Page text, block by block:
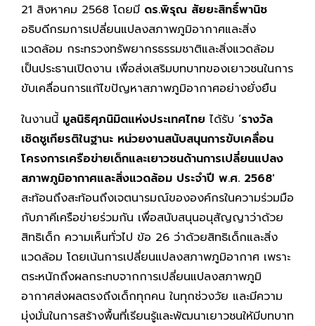
21 สิงหาคม 2568 โดยมี ดร.พิรุณ สัยยะสิทธิ์พานิช
อธิบดีกรมการเปลี่ยนแปลงสภาพภูมิอากาศและสิ่ง
แวดล้อม กระทรวงทรัพยากรธรรมชาติและสิ่งแวดล้อม
เป็นประธานเปิดงาน เพื่อส่งเสริมบทบาทของเยาวชนในการ
ขับเคลื่อนการแก้ไขปัญหาสภาพภูมิอากาศอย่างยั่งยืน
ในงานนี้ มูลนิธิศุภนิมิตแห่งประเทศไทย ได้รับ ‘รางวัล
เชิดชูเกียรติในฐานะ หน่วยงานสนับสนุนการขับเคลื่อน
โครงการเครือข่ายเด็กและเยาวชนด้านการเปลี่ยนแปลง
สภาพภูมิอากาศและสิ่งแวดล้อม ประจำปี พ.ศ. 2568′
สะท้อนถึงสะท้อนถึงเจตนารมณ์ขององค์กรในความร่วมมือ
กับภาคีเครือข่ายร่วมกัน เพื่อสนับสนุนอนุสัญญาว่าด้วย
สิทธิเด็ก ความเห็นทั่วไป ข้อ 26 ว่าด้วยสิทธิเด็กและสิ่ง
แวดล้อม โดยเน้นการเปลี่ยนแปลงสภาพภูมิอากาศ เพราะ
ตระหนักถึงผลกระทบจากการเปลี่ยนแปลงสภาพภูมิ
อากาศส่งผลตรงถึงเด็กทุกคน ในทุกช่วงวัย และมีความ
มุ่งมั่นในการสร้างพื้นที่เรียนรู้และพัฒนาเยาวชนให้มีบทบาท